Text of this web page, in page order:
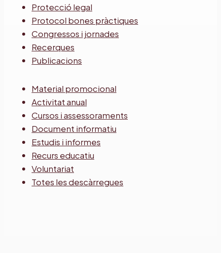
Protecció legal
Protocol bones pràctiques
Congressos i jornades
Recerques
Publicacions
Material promocional
Activitat anual
Cursos i assessoraments
Document informatiu
Estudis i informes
Recurs educatiu
Voluntariat
Totes les descàrregues